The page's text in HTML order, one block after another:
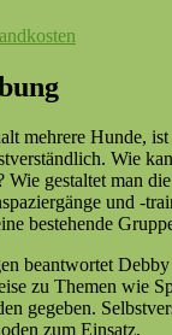
mehrere Hunde,
Wie
Wie gestaltet man
und -
bestehende
beantwortet
zu Themen wie
gegeben.
zum Einsatz.